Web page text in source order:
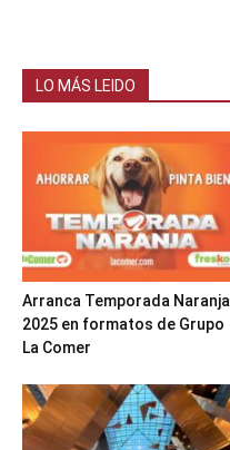
LO MÁS LEIDO
Arranca Temporada Naranja
2025 en formatos de Grupo
La Comer